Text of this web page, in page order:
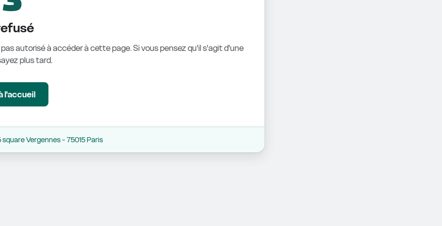
autorisé à accéder à cette page. Si vous pensez qu'il s'agit d'une
plus tard.
l'accueil
Vergennes - 75015 Paris